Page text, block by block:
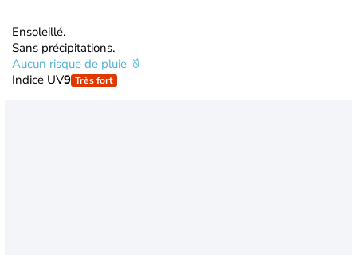
Ensoleillé.
Sans précipitations.
Aucun risque de pluie
Indice UV9 Très fort